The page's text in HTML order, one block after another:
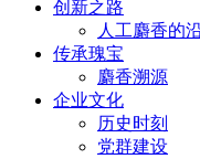
创新之路
人工麝香的
传承瑰宝
麝香溯源
企业文化
历史时刻
党群建设